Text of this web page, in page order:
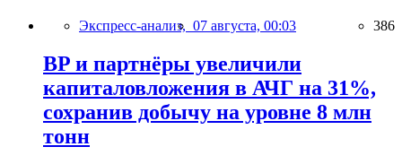
Экспресс-анализ, 07 августа, 00:03 386
BP и партнёры увеличили
капиталовложения в АЧГ на 31%,
сохранив добычу на уровне 8 млн
тонн